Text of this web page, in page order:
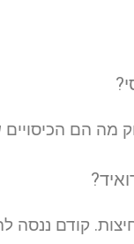
מה הם
קודם ננסה